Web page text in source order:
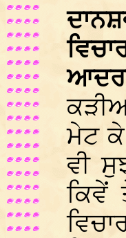
ਮੇਟ ਕੇ
ਵੀ
ਕਿਵੇਂ